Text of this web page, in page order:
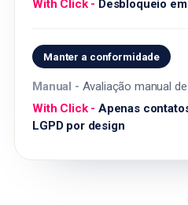
Desbloqueio
Manter a conformidade
Avaliação manual
Apenas
LGPD por design